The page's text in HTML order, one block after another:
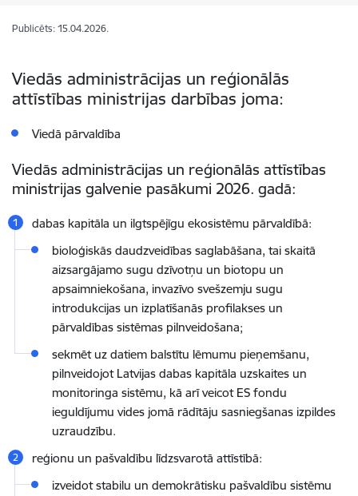
Publicēts: 15.04.2026.
Viedās administrācijas un reģionālās
attīstības ministrijas darbības joma:
Viedā pārvaldība
Viedās administrācijas un reģionālās attīstības
ministrijas galvenie pasākumi 2026. gadā:
dabas kapitāla un ilgtspējīgu ekosistēmu pārvaldībā:
bioloģiskās daudzveidības saglabāšana, tai skaitā
aizsargājamo sugu dzīvotņu un biotopu un
apsaimniekošana, invazīvo svešzemju sugu
introdukcijas un izplatīšanās profilakses un
pārvaldības sistēmas pilnveidošana;
sekmēt uz datiem balstītu lēmumu pieņemšanu,
pilnveidojot Latvijas dabas kapitāla uzskaites un
monitoringa sistēmu, kā arī veicot ES fondu
ieguldījumu vides jomā rādītāju sasniegšanas izpildes
uzraudzību.
reģionu un pašvaldību līdzsvarotā attīstībā:
izveidot stabilu un demokrātisku pašvaldību sistēmu